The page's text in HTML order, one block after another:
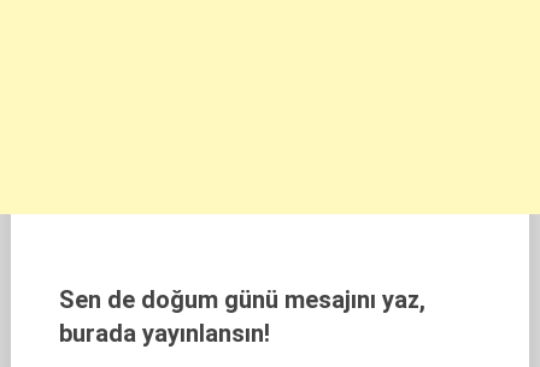
Sen de doğum günü mesajını yaz,
burada yayınlansın!